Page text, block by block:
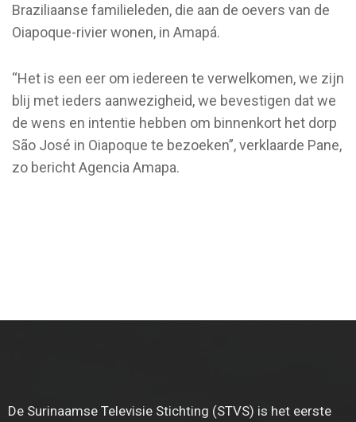
Braziliaanse familieleden, die aan de oevers van de
Oiapoque-rivier wonen, in Amapá.
“Het is een eer om iedereen te verwelkomen, we zijn
blij met ieders aanwezigheid, we bevestigen dat we
de wens en intentie hebben om binnenkort het dorp
São José in Oiapoque te bezoeken”, verklaarde Pane,
zo bericht Agencia Amapa.
De Surinaamse Televisie Stichting (STVS) is het eerste